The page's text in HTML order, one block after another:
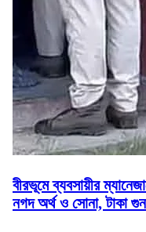
বীরভূমে ব্যবসায়ীর
নগদ অর্থ ও সোনা, টাকা